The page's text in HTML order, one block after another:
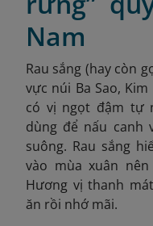
Nam
Rau sắng (hay còn
vực núi Ba Sao,
có vị ngọt đậm tự
dùng để nấu canh
suông. Rau sắng
vào mùa xuân
Hương vị thanh
ăn rồi nhớ mãi.